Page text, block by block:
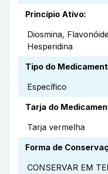
Princípio Ativo:
Diosmina,
Hesperidina
Tipo do
Específico
Tarja do
Tarja vermelha
Forma de
CONSERVAR EM